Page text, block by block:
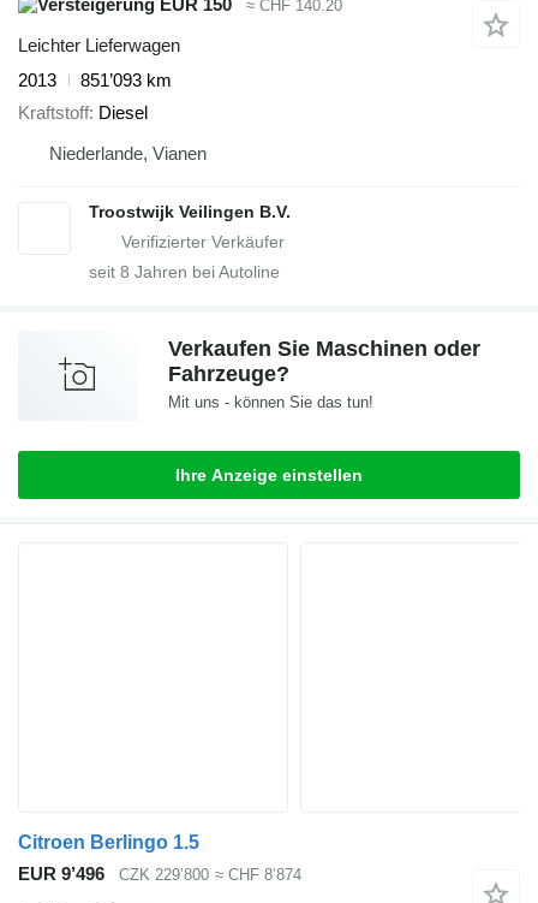
≈ CHF 140.20
Leichter Lieferwagen
2013
851’093 km
Kraftstoff Diesel
Niederlande, Vianen
Troostwijk Veilingen B.V.
seit 8 Jahren bei Autoline
Verkaufen Sie Maschinen oder
Fahrzeuge?
Mit uns - können Sie das tun!
Ihre Anzeige einstellen
Citroen Berlingo 1.5
EUR 9’496
CZK 229’800 ≈ CHF 8’874